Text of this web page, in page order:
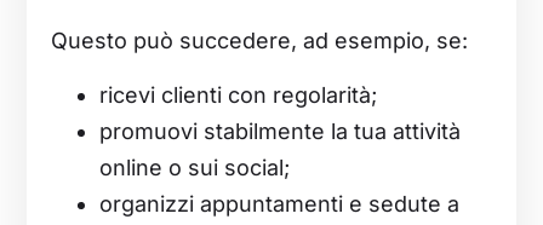
Questo può succedere, ad esempio, se:
ricevi clienti con regolarità;
promuovi stabilmente la tua attività
online o sui social;
organizzi appuntamenti e sedute a